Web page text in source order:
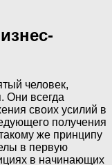
человек,
Они всегда
своих усилий в
получения
же принципу
в первую
в начинающих